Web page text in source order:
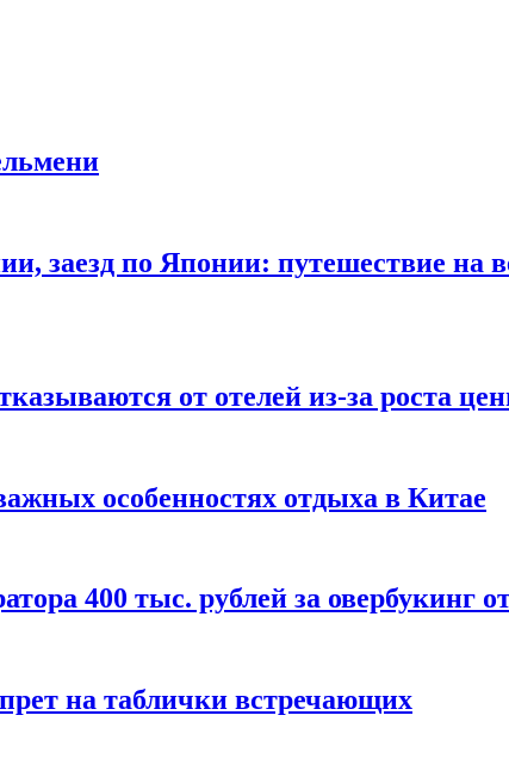
заезд по Японии: путешествие на
от отелей из-за роста
особенностях отдыха в Китае
400 тыс. рублей за овербукинг
на таблички встречающих